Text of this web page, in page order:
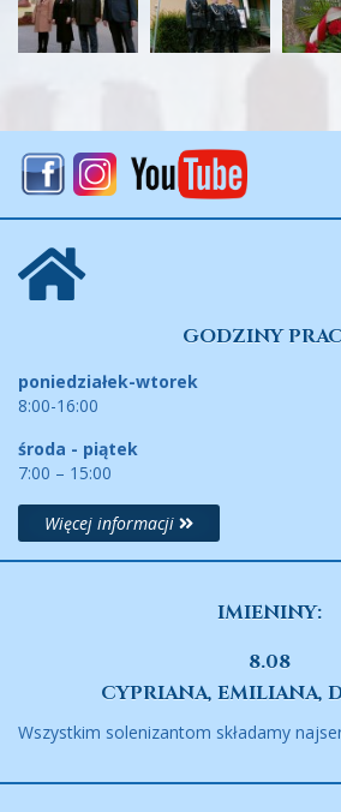
GODZINY
poniedziałek-wtorek
8:00-16:00
środa - piątek
7:00 – 15:00
Więcej informacji
IMIENINY:
8.08
CYPRIANA, EMILIANA,
Wszystkim solenizantom składamy